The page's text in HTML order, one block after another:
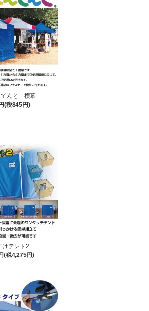
てんと 横幕
(税845円)
けテント2
(税4,275円)